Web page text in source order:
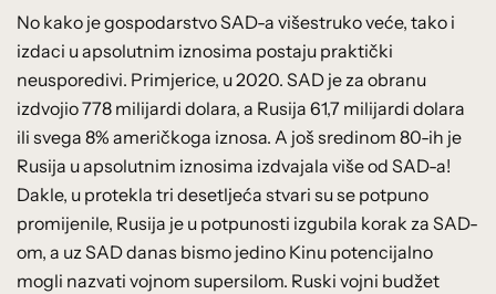
No kako je gospodarstvo SAD-a višestruko veće, tako i
izdaci u apsolutnim iznosima postaju praktički
neusporedivi. Primjerice, u 2020. SAD je za obranu
izdvojio 778 milijardi dolara, a Rusija 61,7 milijardi dolara
ili svega 8% američkoga iznosa. A još sredinom 80-ih je
Rusija u apsolutnim iznosima izdvajala više od SAD-a!
Dakle, u protekla tri desetljeća stvari su se potpuno
promijenile, Rusija je u potpunosti izgubila korak za SAD-
om, a uz SAD danas bismo jedino Kinu potencijalno
mogli nazvati vojnom supersilom. Ruski vojni budžet